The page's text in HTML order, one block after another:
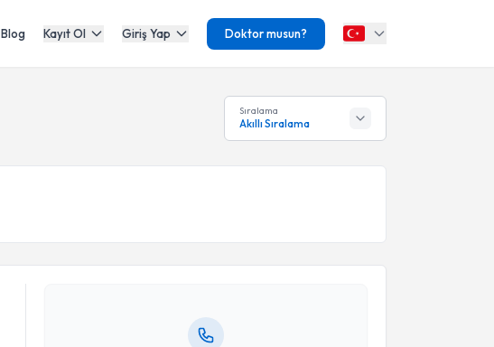
Blog Kayıt Ol Giriş Yap Doktor musun?
Sıralama
Akıllı Sıralama